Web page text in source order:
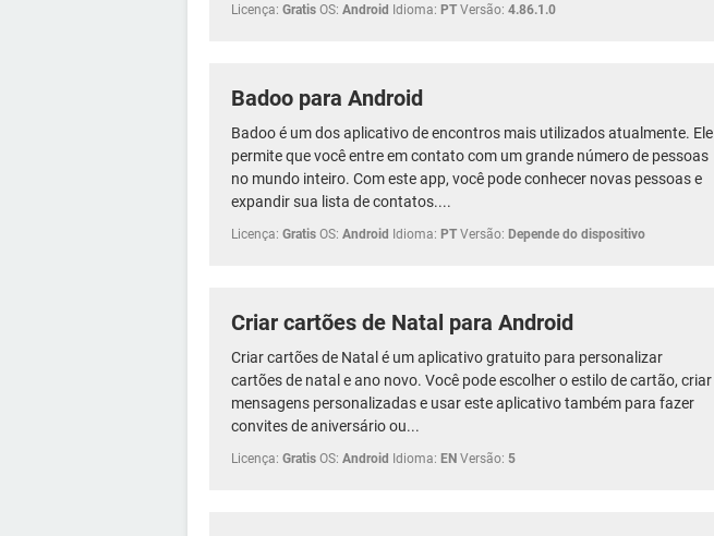
Licença: Gratis OS: Android Idioma: PT Versão: 4.86.1.0
Badoo para Android
Badoo é um dos aplicativo de encontros mais utilizados atualmente. Ele
permite que você entre em contato com um grande número de pessoas
no mundo inteiro. Com este app, você pode conhecer novas pessoas e
expandir sua lista de contatos....
Licença: Gratis OS: Android Idioma: PT Versão: Depende do dispositivo
Criar cartões de Natal para Android
Criar cartões de Natal é um aplicativo gratuito para personalizar
cartões de natal e ano novo. Você pode escolher o estilo de cartão, criar
mensagens personalizadas e usar este aplicativo também para fazer
convites de aniversário ou...
Licença: Gratis OS: Android Idioma: EN Versão: 5